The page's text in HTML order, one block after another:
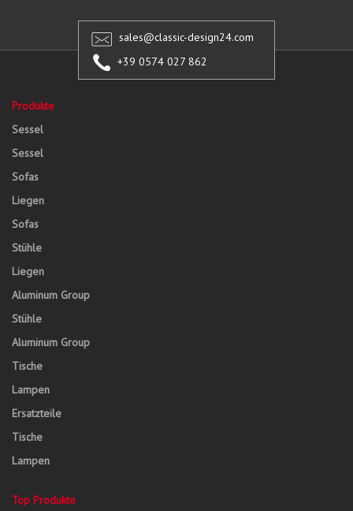
sales@classic-design24.com
+39 0574 027 862
Produkte
Sessel
Sessel
Sofas
Liegen
Sofas
Stühle
Liegen
Aluminum Group
Stühle
Aluminum Group
Tische
Lampen
Ersatzteile
Tische
Lampen
Top Produkte